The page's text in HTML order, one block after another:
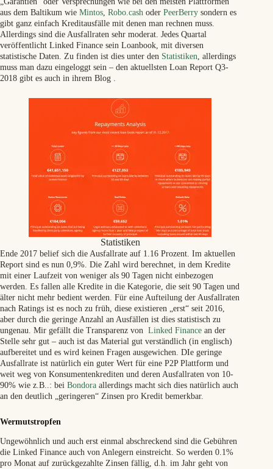
aus dem Baltikum wie Mintos Robo.cash oder PeerBerry sondern es
gibt ganz einfach Kreditausfälle mit denen man rechnen muss.
Allerdings sind die Ausfallraten sehr moderat. Jedes Quartal
veröffentlicht Linked Finance sein Loanbook, mit diversen
statistische Daten. Zu finden ist dies unter den Statistiken , allerdings
muss man dazu eingeloggt sein – den aktuellsten Loan Report Q3-
2018 gibt es auch in ihrem Blog .
Statistiken
Ende 2017 belief sich die Ausfallrate auf 1.16 Prozent. Im aktuellen
Report sind es nun 0,9%. Die Zahl wird berechnet, in dem Kredite
mit einer Laufzeit von weniger als 90 Tagen nicht einbezogen
werden. Es fallen alle Kredite in die Kategorie, die seit 90 Tagen und
älter nicht mehr bedient werden. Für eine Aufteilung der Ausfallraten
nach Ratings ist es noch zu früh, diese existieren „erst“ seit 2016,
aber durch die geringe Anzahl an Ausfällen ist dies statistisch zu
ungenau. Mir gefällt die Transparenz von Linked Finance an der
Stelle sehr gut – auch ist das Material gut verständlich (in englisch)
aufbereitet und es wird keinen Fragen ausgewichen. DIe geringe
Ausfallrate ist natürlich ein guter Wert für eine P2P Plattform und
weit weg von Konsumentenkrediten und deren Ausfallraten von 10-
90% wie z.B..: bei Bondora allerdings macht sich dies natürlich auch
an den deutlich „geringeren“ Zinsen pro Kredit bemerkbar.
Wermutstropfen
Ungewöhnlich und auch erst einmal abschreckend sind die Gebühren
die Linked Finance auch von Anlegern einstreicht. So werden 0.1%
pro Monat auf zurückgezahlte Zinsen fällig, d.h. im Jahr geht von